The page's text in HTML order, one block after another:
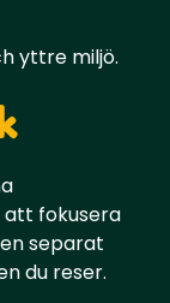
yttre miljö.
att fokusera
separat
du reser.